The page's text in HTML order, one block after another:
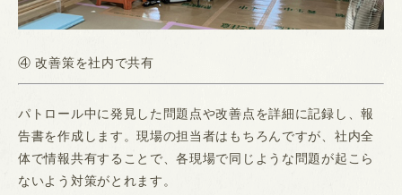
④ 改善策を社内で共有
パトロール中に発見した問題点や改善点を詳細に記録し、報
告書を作成します。現場の担当者はもちろんですが、社内全
体で情報共有することで、各現場で同じような問題が起こら
ないよう対策がとれます。